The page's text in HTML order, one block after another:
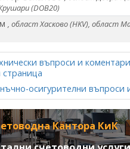
(DOB20)
, област Хасково (HKV), област
въпроси и
страница
осигурителни въпроси
Кантора КиК